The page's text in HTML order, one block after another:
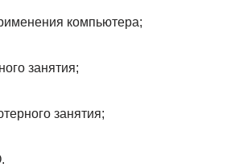
компьютера;
занятия;
занятия;